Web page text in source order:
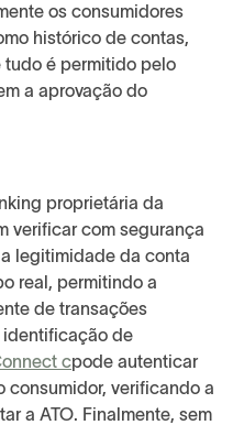
os consumidores
histórico de contas,
tudo é permitido pelo
a aprovação do
proprietária da
verificar com segurança
legitimidade da conta
real, permitindo a
de transações
identificação de
cpode autenticar
consumidor, verificando a
a ATO. Finalmente, sem